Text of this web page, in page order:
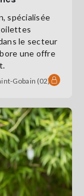
spécialisée
le secteur
une offre
Gobain (02)